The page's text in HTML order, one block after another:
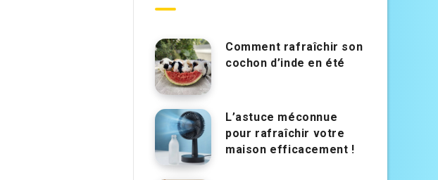
Comment rafraîchir son
cochon d’inde en été
L’astuce méconnue
pour rafraîchir votre
maison efficacement !